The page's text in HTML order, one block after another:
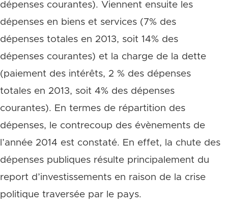
dépenses courantes). Viennent ensuite les
dépenses en biens et services (7% des
dépenses totales en 2013, soit 14% des
dépenses courantes) et la charge de la dette
(paiement des intérêts, 2 % des dépenses
totales en 2013, soit 4% des dépenses
courantes). En termes de répartition des
dépenses, le contrecoup des évènements de
l’année 2014 est constaté. En effet, la chute des
dépenses publiques résulte principalement du
report d’investissements en raison de la crise
politique traversée par le pays.